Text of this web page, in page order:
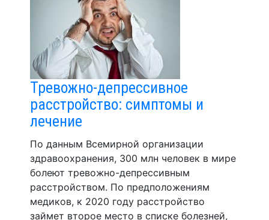
Тревожно-депрессивное
расстройство: симптомы и
лечение
По данным Всемирной организации
здравоохранения, 300 млн человек в мире
болеют тревожно-депрессивным
расстройством. По предположениям
медиков, к 2020 году расстройство
займет второе место в списке болезней,